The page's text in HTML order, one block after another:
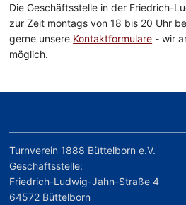
Die Geschäftsstelle in der Friedrich-
zur Zeit montags von 18 bis 20 Uhr
gerne unsere Kontaktformulare - wir
möglich.
Turnverein 1888 Büttelborn e.V.
Geschäftsstelle:
Friedrich-Ludwig-Jahn-Straße 4
64572 Büttelborn